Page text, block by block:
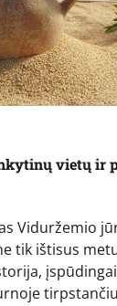
vietų ir
Viduržemio
tik ištisus